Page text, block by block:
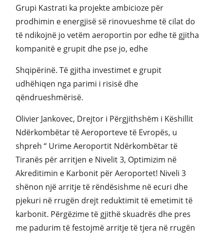
Grupi Kastrati ka projekte ambicioze për
prodhimin e energjisë së rinovueshme të cilat do
të ndikojnë jo vetëm aeroportin por edhe të gjitha
kompanitë e grupit dhe pse jo, edhe
Shqipërinë. Të gjitha investimet e grupit
udhëhiqen nga parimi i risisë dhe
qëndrueshmërisë.
Olivier Jankovec, Drejtor i Përgjithshëm i Këshillit
Ndërkombëtar të Aeroporteve të Evropës, u
shpreh “ Urime Aeroportit Ndërkombëtar të
Tiranës për arritjen e Nivelit 3, Optimizim në
Akreditimin e Karbonit për Aeroportet! Niveli 3
shënon një arritje të rëndësishme në ecuri dhe
pjekuri në rrugën drejt reduktimit të emetimit të
karbonit. Përgëzime të gjithë skuadrës dhe pres
me padurim të festojmë arritje të tjera në rrugën